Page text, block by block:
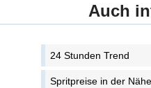
Auch
24 Stunden Trend
Spritpreise in der Nähe